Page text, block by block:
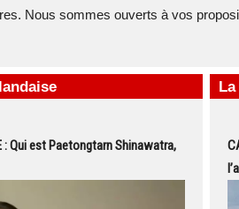
Nous sommes ouverts à vos
: Qui est Paetongtarn Shinawatra,